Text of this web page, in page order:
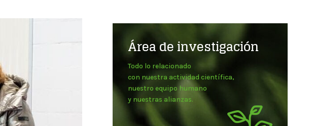
Área de investigación
Todo lo relacionado
con nuestra actividad científica,
nuestro equipo humano
y nuestras alianzas.